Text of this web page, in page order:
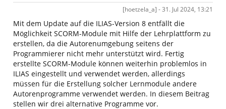
[hoetzela_a] - 31. Jul 2024, 13:21
Mit dem Update auf die ILIAS-Version 8 entfällt die
Möglichkeit SCORM-Module mit Hilfe der Lehrplattform zu
erstellen, da die Autorenumgebung seitens der
Programmierer nicht mehr unterstützt wird. Fertig
erstellte SCORM-Module können weiterhin problemlos in
ILIAS eingestellt und verwendet werden, allerdings
müssen für die Erstellung solcher Lernmodule andere
Autorenprogramme verwendet werden. In diesem Beitrag
stellen wir drei alternative Programme vor.